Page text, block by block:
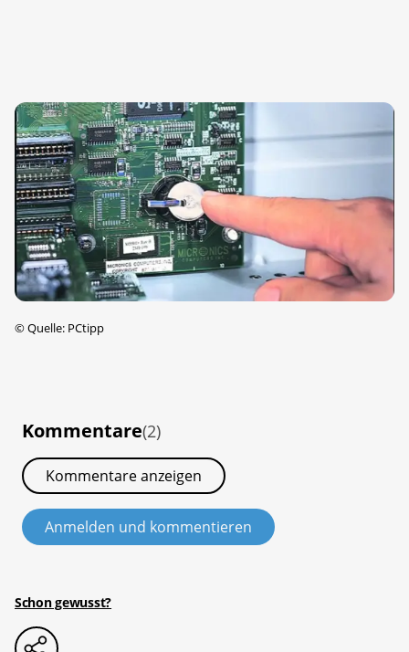
©Quelle: PCtipp
Kommentare(2)
Kommentare anzeigen
Anmelden und kommentieren
Schon gewusst?